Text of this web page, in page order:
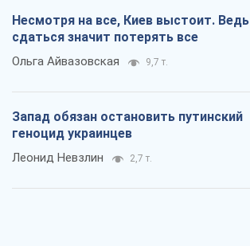
Несмотря на все, Киев выстоит. Ведь
сдаться значит потерять все
Ольга Айвазовская 9,7 т.
Запад обязан остановить путинский
геноцид украинцев
Леонид Невзлин 2,7 т.